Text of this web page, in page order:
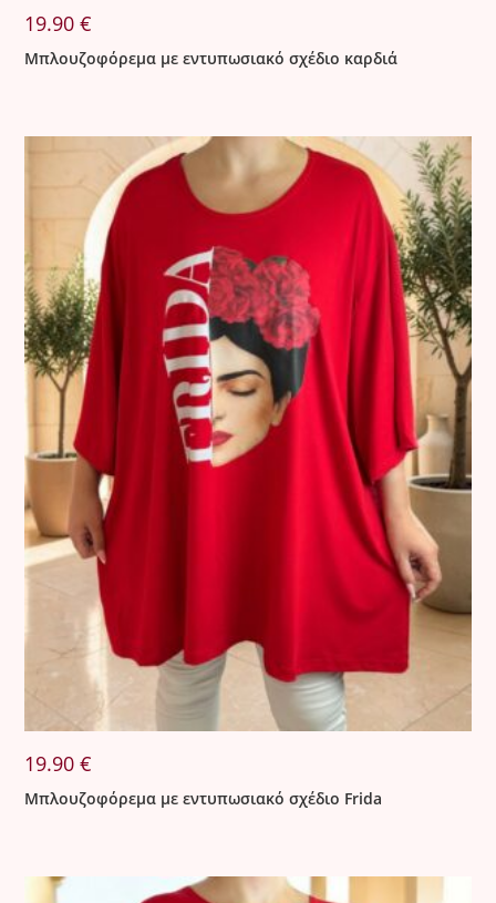
19.90€
Μπλουζοφόρεμα με εντυπωσιακό σχέδιο καρδιά
19.90€
Μπλουζοφόρεμα με εντυπωσιακό σχέδιο Frida